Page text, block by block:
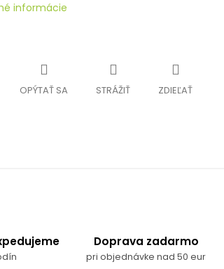
informácie
OPÝTAŤ SA STRÁŽIŤ ZDIEĽAŤ
Doprava zadarmo
pri objednávke nad 50 eur